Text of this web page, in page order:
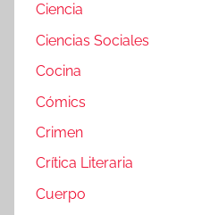
Ciencia
Ciencias Sociales
Cocina
Cómics
Crimen
Crítica Literaria
Cuerpo